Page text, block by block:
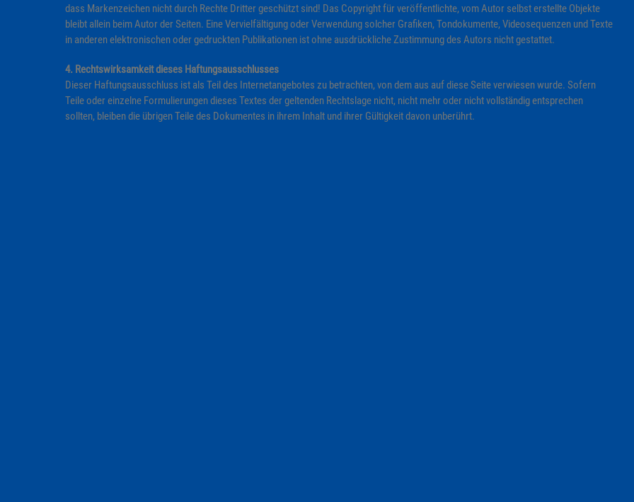
dass Markenzeichen nicht durch Rechte Dritter geschützt sind! Das Copyright für veröffentlichte, vom Autor selbst erstellte Objekte
bleibt allein beim Autor der Seiten. Eine Vervielfältigung oder Verwendung solcher Grafiken, Tondokumente, Videosequenzen und Texte
in anderen elektronischen oder gedruckten Publikationen ist ohne ausdrückliche Zustimmung des Autors nicht gestattet.
4. Rechtswirksamkeit dieses Haftungsausschlusses
Dieser Haftungsausschluss ist als Teil des Internetangebotes zu betrachten, von dem aus auf diese Seite verwiesen wurde. Sofern
Teile oder einzelne Formulierungen dieses Textes der geltenden Rechtslage nicht, nicht mehr oder nicht vollständig entsprechen
sollten, bleiben die übrigen Teile des Dokumentes in ihrem Inhalt und ihrer Gültigkeit davon unberührt.